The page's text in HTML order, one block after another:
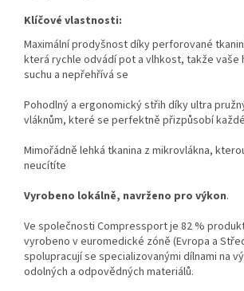
Klíčové vlastnosti:
Maximální prodyšnost díky perforované
která rychle odvádí pot a vlhkost, takže vaše
suchu a nepřehřívá se
Pohodlný a ergonomický střih díky ultra
vláknům, které se perfektně přizpůsobí
Mimořádně lehká tkanina z mikrovlákna,
neucítíte
Vyrobeno lokálně, navrženo pro výkon.
Ve společnosti Compressport je 82 %
vyrobeno v euromedické zóně (Evropa a
spolupracují se specializovanými dílnami na
odolných a odpovědných materiálů.